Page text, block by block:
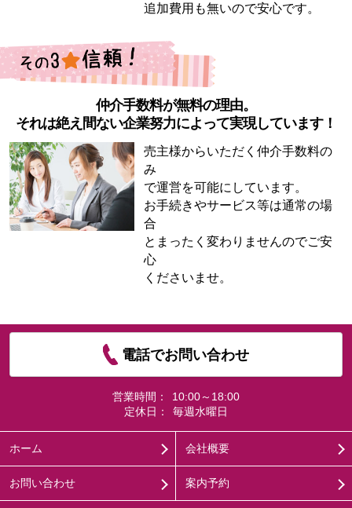
追加費用も無いので安心です。
仲介手数料が無料の理由。
それは絶え間ない企業努力によって実現しています！
売主様からいただく仲介手数料の
み
で運営を可能にしています。
お手続きやサービス等は通常の場
合
とまったく変わりませんのでご安
心
くださいませ。
電話でお問い合わせ
営業時間：
10:00～18:00
定休日：
毎週水曜日
ホーム 会社概要
お問い合わせ 案内予約